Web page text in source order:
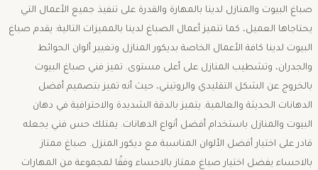
صباغ البيوت والمنازل لدينا بالمهارة والقدرة على تنفيذ جميع الأعمال التي
يحتاجاها العميل، كما تتميز أعمال الصباغ لدينا بالمميزات التالية: يقدم صباغ
البيوت لدينا كافة الأعمال الخاصة بديكور المنازل وتغيير ألوان الحوائط
والجدران، وتشطيب المنازل على أعلى مستوى. تميز فني صباغ البيوت
بالخروج عن الشكل التقليدي والروتيني، حيث أنه تميز بتصميم أفضل
الدهانات الحديثة والعالمية. يتميز بالدقة الشديدة والاحترافية في دهان
البيوت والمنازل باستخدام أفضل أنواع الدهانات. يمتلك حس فني يجعله
قادر على اختيار أفضل الألوان المناسبة مع ديكور المنزل. صباغ ممتاز
بالاحساء يفضل اختيار صباغ ممتاز بالاحساء وفقًا لمجموعة من المهارات